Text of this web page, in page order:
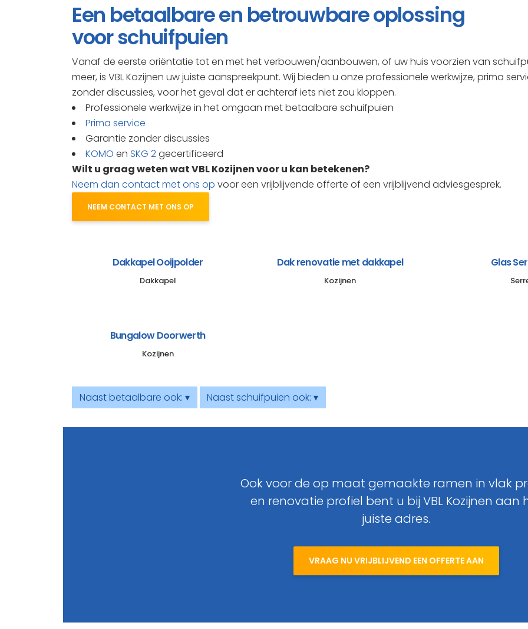
Een betaalbare en betrouwbare oplossing
voor schuifpuien
Vanaf de eerste oriëntatie tot en met het verbouwen/aanbouwen, of uw huis voorzien van
meer, is VBL Kozijnen uw juiste aanspreekpunt. Wij bieden u onze professionele werkwijze, prima
zonder discussies, voor het geval dat er achteraf iets niet zou kloppen.
Professionele werkwijze in het omgaan met betaalbare schuifpuien
Prima service
Garantie zonder discussies
KOMO en SKG 2gecertificeerd
Wilt u graag weten wat VBL Kozijnen voor u kan betekenen?
Neem dan contact met ons op voor een vrijblijvende offerte of een vrijblijvend adviesgesprek.
NEEM CONTACT MET ONS OP
Dakkapel Ooijpolder
Dakkapel
Dak renovatie met dakkapel
Kozijnen
Glas
Bungalow Doorwerth
Kozijnen
Naast betaalbare ook: ▾ Naast schuifpuien ook: ▾
Ook voor de op maat gemaakte ramen in vlak
en renovatie profiel bent u bij VBL Kozijnen aan
juiste adres.
VRAAG NU VRIJBLIJVEND EEN OFFERTE AAN